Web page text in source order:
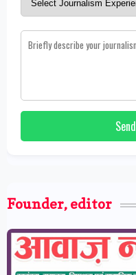
Founder, editor